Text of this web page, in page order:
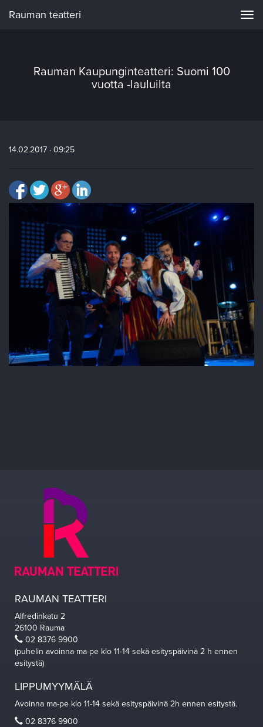
Rauman teatteri
Rauman Kaupunginteatteri: Suomi 100
vuotta -lauluilta
14.02.2017 · 09:25
RAUMAN TEATTERI
Alfredinkatu 2
26100 Rauma
02 8376 9900
(puhelin avoinna ma-pe klo 11-14 sekä esityspäivinä 2 h ennen
esitystä)
LIPPUMYYMÄLÄ
Avoinna ma-pe klo 11-14 sekä esityspäivinä 2h ennen esitystä.
02 8376 9900